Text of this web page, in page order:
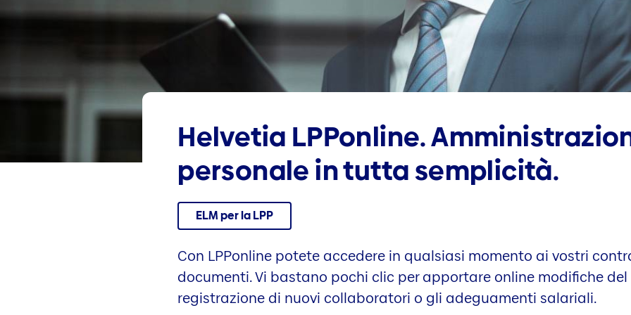
Helvetia LPPonline.
personale in tutta semplicità.
ELM per la LPP
Con LPPonline potete accedere in qualsiasi momento ai vostri
documenti. Vi bastano pochi clic per apportare online modifiche
registrazione di nuovi collaboratori o gli adeguamenti salariali.